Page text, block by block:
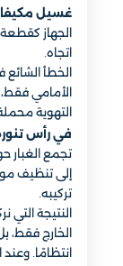
غسيل
الجهاز
اتجاه.
الخطأ
الأمامي
التهوية
في رأس
تجمع الغبار
إلى تنظيف
تركيبه.
النتيجة
الخارج فقط،
انتظامًا. وعند